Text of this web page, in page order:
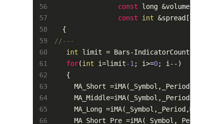
const long &volume[],
const
int &spread[])
//---
int limit = Bars-IndicatorCounted();
for(int i=limit-1; i>=0; i--)
   {
MA_Short
MA_Long
MA_Short_Pre